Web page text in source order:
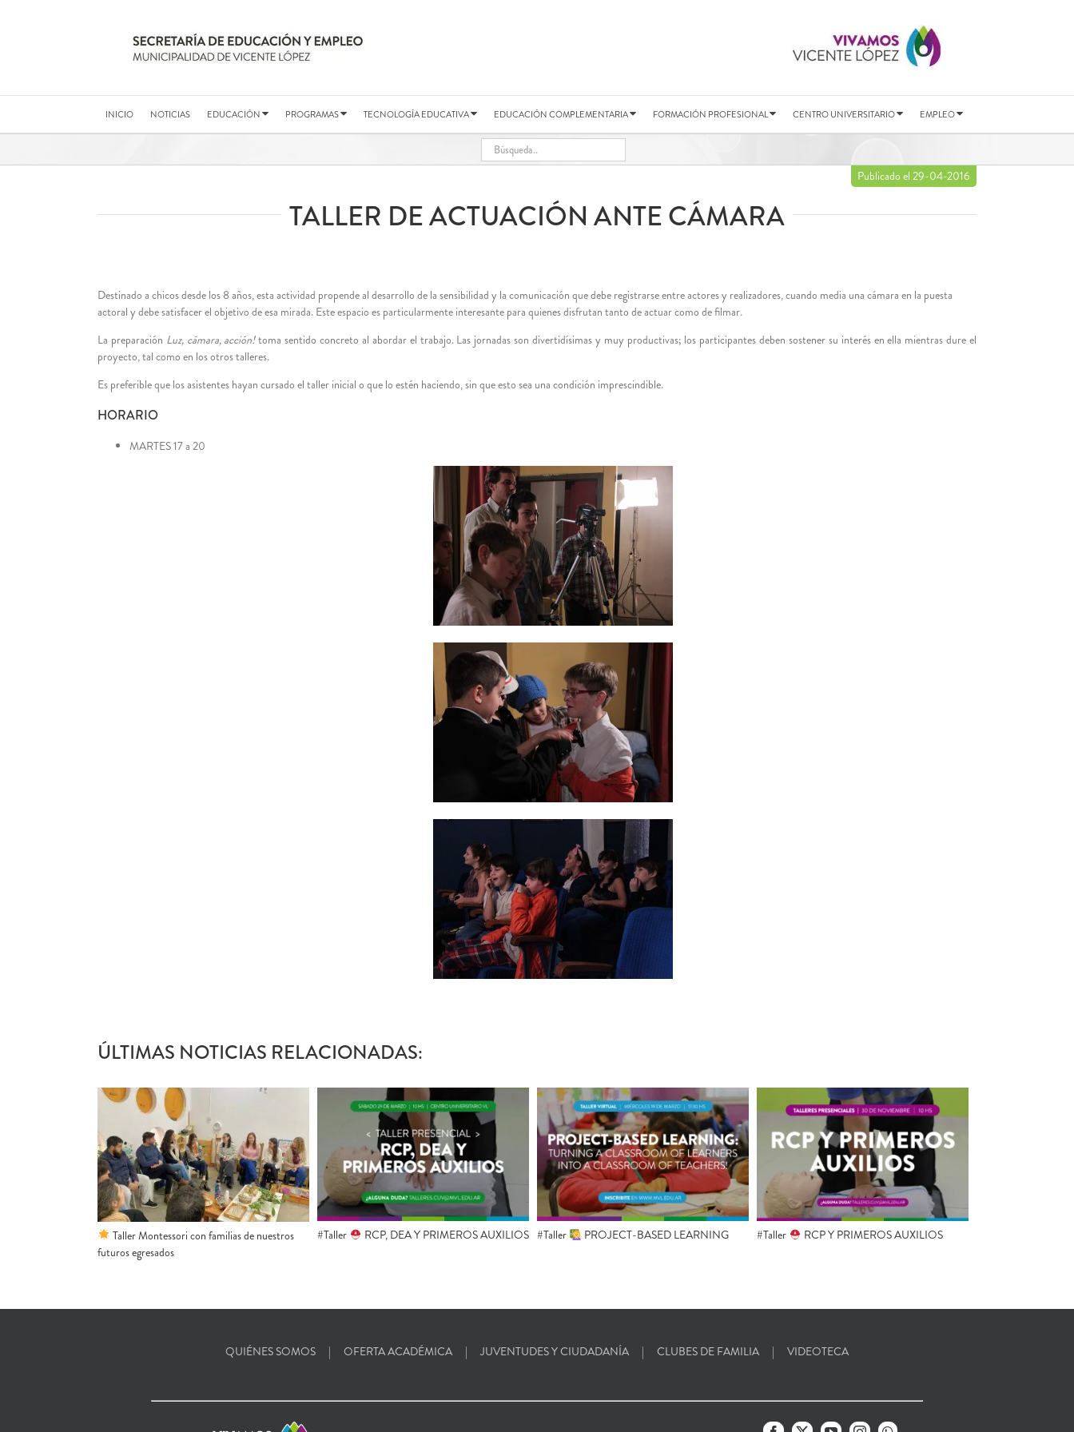
INICIO NOTICIAS EDUCACIÓN PROGRAMAS TECNOLOGÍA EDUCATIVA EDUCACIÓN COMPLEMENTARIA FORMACIÓN PROFESIONAL CENTRO UNIVERSITARIO EMPLEO
Publicado el 29-04-2016
TALLER DE ACTUACIÓN ANTE CÁMARA
Destinado a chicos desde los 8 años, esta actividad propende al desarrollo de la sensibilidad y la comunicación que debe registrarse entre actores y realizadores, cuando media una cámara en la puesta
actoral y debe satisfacer el objetivo de esa mirada. Este espacio es particularmente interesante para quienes disfrutan tanto de actuar como de filmar.
La preparación Luz, cámara, acción!toma sentido concreto al abordar el trabajo. Las jornadas son divertidísimas y muy productivas; los participantes deben sostener su interés en ella mientras dure el
proyecto, tal como en los otros talleres.
Es preferible que los asistentes hayan cursado el taller inicial o que lo estén haciendo, sin que esto sea una condición imprescindible.
HORARIO
MARTES 17 a 20
ÚLTIMAS NOTICIAS RELACIONADAS:
Taller Montessori con familias de nuestros
futuros egresados
#Taller RCP, DEA Y PRIMEROS AUXILIOS #Taller PROJECT-BASED LEARNING #Taller RCP Y PRIMEROS AUXILIOS
QUIÉNES SOMOS OFERTA ACADÉMICA JUVENTUDES Y CIUDADANÍA CLUBES DE FAMILIA VIDEOTECA